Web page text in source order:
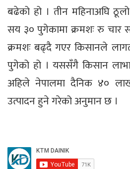
बढेको हो । तीन महिनाअघि
सय ३० पुगेकामा क्रमशः रु चार
क्रमशः बढ्दै गएर किसानले
पुगेको हो । यससँगै किसान
अहिले नेपालमा दैनिक ४० लाख
उत्पादन हुने गरेको अनुमान छ ।